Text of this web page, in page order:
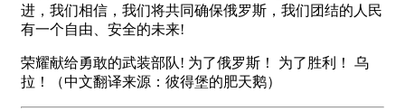
进，我们相信，我们将共同确保俄罗斯，我们团结的人民
有一个自由、安全的未来!
荣耀献给勇敢的武装部队! 为了俄罗斯！ 为了胜利！ 乌
拉！（中文翻译来源：彼得堡的肥天鹅）